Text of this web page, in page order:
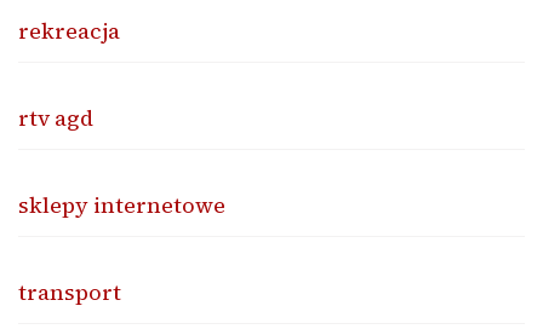
rekreacja
rtv agd
sklepy internetowe
transport